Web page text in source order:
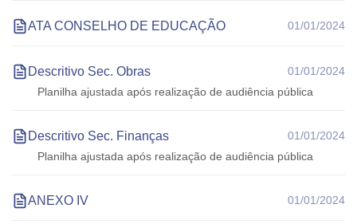
ATA CONSELHO DE EDUCAÇÃO 01/01/2024
Descritivo Sec. Obras
01/01/2024
Planilha ajustada após realização de audiência pública
Descritivo Sec. Finanças
01/01/2024
Planilha ajustada após realização de audiência pública
ANEXO IV 01/01/2024